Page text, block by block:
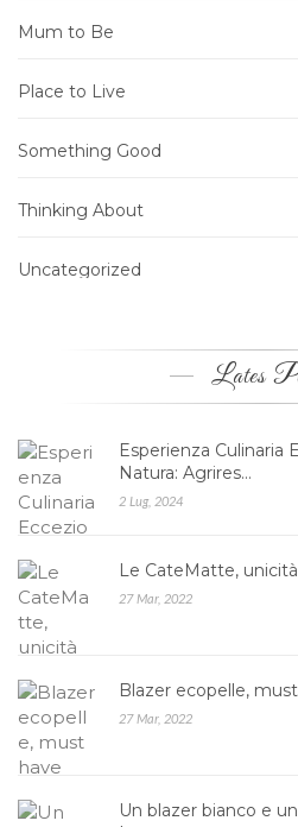
Mum to Be
Place to Live
Something Good
Thinking About
Uncategorized
Lates
Esperienza Culinaria
Natura: Agrires…
2 Lug, 2024
Le CateMatte,
27 Mar, 2022
Blazer ecopelle,
27 Mar, 2022
Un blazer bianco e